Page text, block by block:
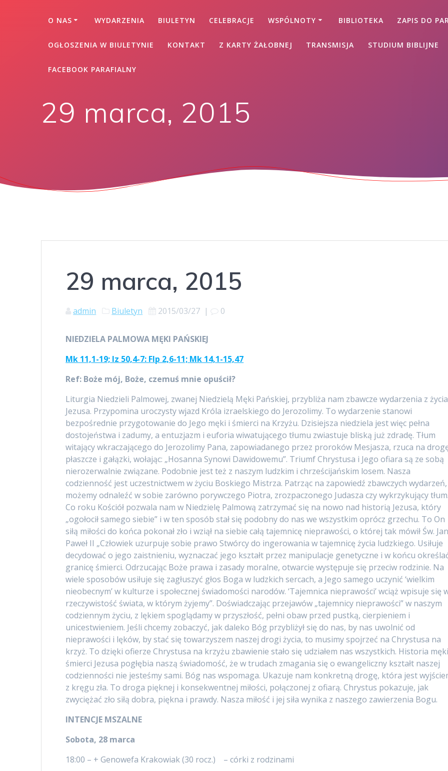
O NAS WYDARZENIA BIULETYN CELEBRACJE WSPÓLNOTY BIBLIOTEKA ZAPIS DO
OGŁOSZENIA W BIULETYNIE KONTAKT Z KARTY ŻAŁOBNEJ TRANSMISJA STUDIUM BIBLIJNE
FACEBOOK PARAFIALNY
29 marca, 2015
29 marca, 2015
admin Biuletyn 2015/03/27 | 0
NIEDZIELA PALMOWA MĘKI PAŃSKIEJ
Mk 11,1-19; Iz 50,4-7: Flp 2,6-11; Mk 14,1-15,47
Ref: Boże mój, Boże, czemuś mnie opuścił?
Liturgia Niedzieli Palmowej, zwanej Niedzielą Męki Pańskiej, przybliża nam zbawcze wydarzenia z życia
Jezusa. Przypomina uroczysty wjazd Króla izraelskiego do Jerozolimy. To wydarzenie stanowi
bezpośrednie przygotowanie do Jego męki i śmierci na Krzyżu. Dzisiejsza niedziela jest więc pełna
dostojeństwa i zadumy, a entuzjazm i euforia wiwatującego tłumu zwiastuje bliską już zdradę. Tłum
witający wkraczającego do Jerozolimy Pana, zapowiadanego przez proroków Mesjasza, rzuca na
płaszcze i gałązki, wołając: „Hosanna Synowi Dawidowemu”. Triumf Chrystusa i Jego ofiara są ze sobą
nierozerwalnie związane. Podobnie jest też z naszym ludzkim i chrześcijańskim losem. Nasza
codzienność jest uczestnictwem w życiu Boskiego Mistrza. Patrząc na zapowiedź zbawczych wydarzeń,
możemy odnaleźć w sobie zarówno porywczego Piotra, zrozpaczonego Judasza czy wykrzykujący tłum.
Co roku Kościół pozwala nam w Niedzielę Palmową zatrzymać się na nowo nad historią Jezusa, który
„ogołocił samego siebie” i w ten sposób stał się podobny do nas we wszystkim oprócz grzechu. To On
siłą miłości do końca pokonał zło i wziął na siebie całą tajemnicę nieprawości, o której tak mówił Św. Jan
Paweł II „Człowiek uzurpuje sobie prawo Stwórcy do ingerowania w tajemnicę życia ludzkiego. Usiłuje
decydować o jego zaistnieniu, wyznaczać jego kształt przez manipulacje genetyczne i w końcu
granicę śmierci. Odrzucając Boże prawa i zasady moralne, otwarcie występuje się przeciw rodzinie. Na
wiele sposobów usiłuje się zagłuszyć głos Boga w ludzkich sercach, a Jego samego uczynić ‘wielkim
nieobecnym’ w kulturze i społecznej świadomości narodów. ‘Tajemnica nieprawości’ wciąż wpisuje się
rzeczywistość świata, w którym żyjemy”. Doświadczając przejawów „tajemnicy nieprawości” w naszym
codziennym życiu, z lękiem spoglądamy w przyszłość, pełni obaw przed pustką, cierpieniem i
unicestwieniem. Jeśli chcemy zobaczyć, jak daleko Bóg przybliżył się do nas, by nas uwolnić od
nieprawości i lęków, by stać się towarzyszem naszej drogi życia, to musimy spojrzeć na Chrystusa na
krzyż. To dzięki ofierze Chrystusa na krzyżu zbawienie stało się udziałem nas wszystkich. Historia
śmierci Jezusa pogłębia naszą świadomość, że w trudach zmagania się o ewangeliczny kształt naszej
codzienności nie jesteśmy sami. Bóg nas wspomaga. Ukazuje nam konkretną drogę, która jest
z kręgu zła. To droga pięknej i konsekwentnej miłości, połączonej z ofiarą. Chrystus pokazuje, jak
zwyciężać zło siłą dobra, piękna i prawdy. Nasza miłość i jej siła wynika z naszego zawierzenia Bogu.
INTENCJE MSZALNE
Sobota, 28 marca
18:00 – + Genowefa Krakowiak (30 rocz.) – córki z rodzinami